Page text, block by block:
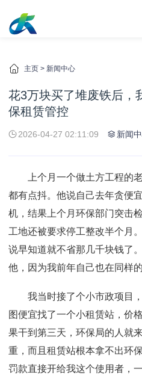
主页 > 新闻中心
花3万块买了堆废铁后，
保租赁管控
2026-04-27 02:11:09 新闻
上个月一个做土方工程的
都有点抖。他说自己去年贪便
机，结果上个月环保部门突击
工地还被要求停工整改半个月
说早知道就不省那几千块钱了
他，因为我前年自己也在同样
我当时接了个小市政项目
图便宜找了一个小租赁站，价
果干到第三天，环保局的人就
重，而且租赁站根本拿不出环
罚款直接开给我这个使用者，